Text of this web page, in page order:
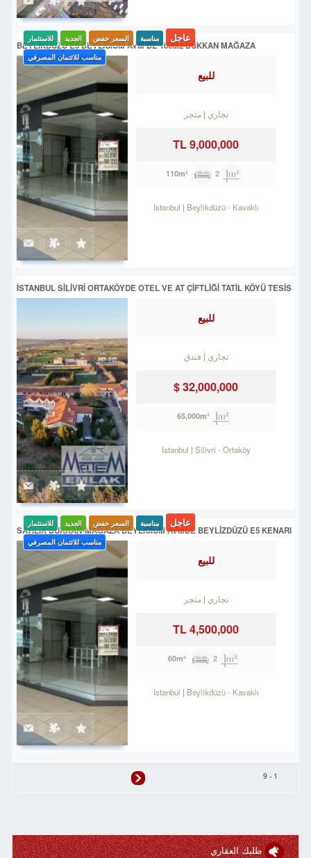
BEYLİKDÜZÜ E5 BEYLİCİUM AVM DE 100M2 DÜKKAN MAĞAZA
عاجل مناسبة السعر خفض الجديد
للاستثمار
مناسب للائتمان المصرفي
للبيع
تجاري متجر
9,000,000 TL
2
Istanbul Beylikdüzü- Kavaklı
İSTANBUL SİLİVRİ ORTAKÖYDE OTEL VE AT ÇİFTLİĞİ TATİL KÖYÜ TESİS
للبيع
تجاري فندق
32,000,000 $
Istanbul Silivri -Ortaköy
SATILIK DÜKKAN-MAĞAZA BEYLİCİUM AVMDE BEYLİZDÜZÜ E5 KENARI
عاجل مناسبة السعر خفض الجديد
للاستثمار
مناسب للائتمان المصرفي
للبيع
تجاري متجر
4,500,000 TL
2
Istanbul Beylikdüzü- Kavaklı
1 - 9
طلبك العقاري